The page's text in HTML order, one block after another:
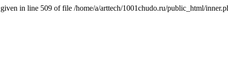
in line 509 of file /home/a/arttech/1001chudo.ru/public_html/